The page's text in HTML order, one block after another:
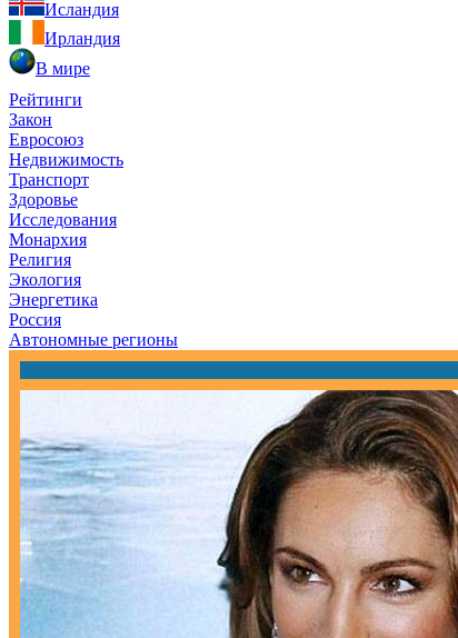
Исландия
Ирландия
В мире
Рейтинги
Закон
Евросоюз
Недвижимость
Транспорт
Здоровье
Исследования
Монархия
Религия
Экология
Энергетика
Россия
Автономные регионы